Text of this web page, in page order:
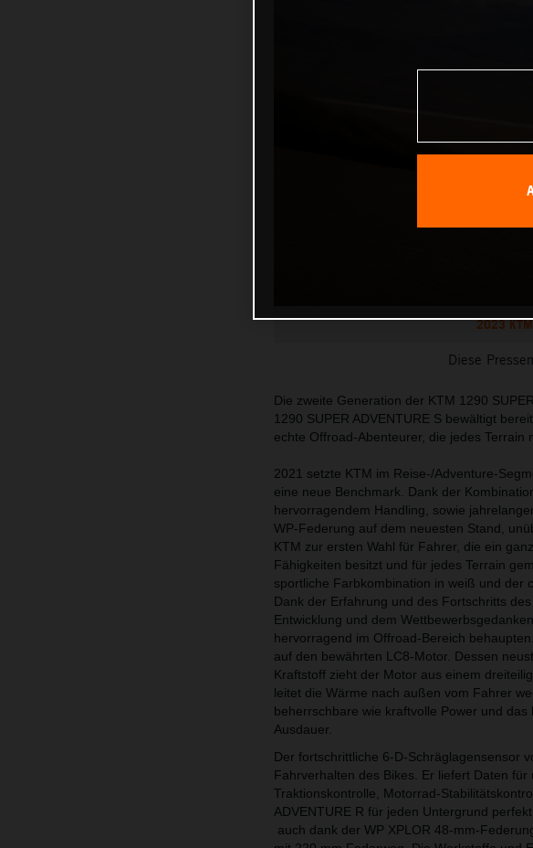
2023
Diese
Die zweite Generation der KTM 1290
1290 SUPER ADVENTURE S bewältigt
echte Offroad-Abenteurer, die jedes
2021 setzte KTM im Reise-/Adventure-
eine neue Benchmark. Dank der
hervorragendem Handling, sowie
WP-Federung auf dem neuesten Stand,
KTM zur ersten Wahl für Fahrer, die ein
Fähigkeiten besitzt und für jedes Terrain
sportliche Farbkombination in weiß und der
Dank der Erfahrung und des Fortschritts
Entwicklung und dem
hervorragend im Offroad-Bereich
auf den bewährten LC8-Motor. Dessen
Kraftstoff zieht der Motor aus einem
leitet die Wärme nach außen vom Fahrer
beherrschbare wie kraftvolle Power und
Ausdauer.
Der fortschrittliche 6-D-Schräglagensensor
Fahrverhalten des Bikes. Er liefert Daten
Traktionskontrolle, Motorrad-
ADVENTURE R für jeden Untergrund
auch dank der WP XPLOR 48-mm-